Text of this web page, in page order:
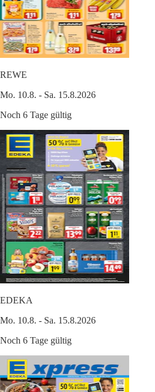
REWE
Mo. 10.8. - Sa. 15.8.2026
Noch 6 Tage gültig
EDEKA
Mo. 10.8. - Sa. 15.8.2026
Noch 6 Tage gültig